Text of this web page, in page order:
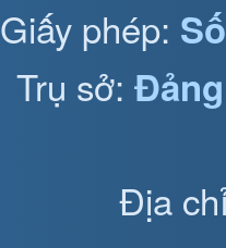
Giấy phép:
Trụ sở:
Địa